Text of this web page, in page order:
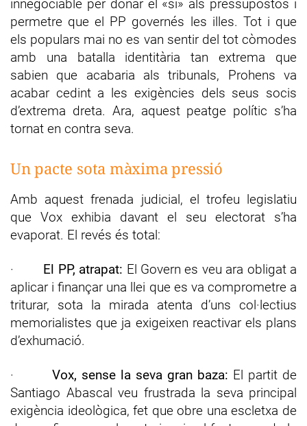
innegociable per donar el «sí» als pressupostos i
permetre que el PP governés les illes. Tot i que
els populars mai no es van sentir del tot còmodes
amb una batalla identitària tan extrema que
sabien que acabaria als tribunals, Prohens va
acabar cedint a les exigències dels seus socis
d’extrema dreta. Ara, aquest peatge polític s’ha
tornat en contra seva.
Un pacte sota màxima pressió
Amb aquest frenada judicial, el trofeu legislatiu
que Vox exhibia davant el seu electorat s’ha
evaporat. El revés és total:
· El PP, atrapat: El Govern es veu ara obligat a
aplicar i finançar una llei que es va comprometre a
triturar, sota la mirada atenta d’uns col·lectius
memorialistes que ja exigeixen reactivar els plans
d’exhumació.
· Vox, sense la seva gran baza: El partit de
Santiago Abascal veu frustrada la seva principal
exigència ideològica, fet que obre una escletxa de